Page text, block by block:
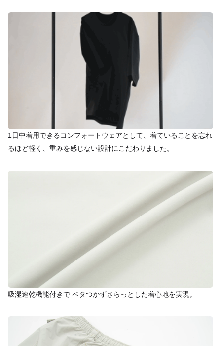
1日中着用できるコンフォートウェアとして、着ていることを忘れ
るほど軽く、重みを感じない設計にこだわりました。
吸湿速乾機能付きで ベタつかずさらっとした着心地を実現。